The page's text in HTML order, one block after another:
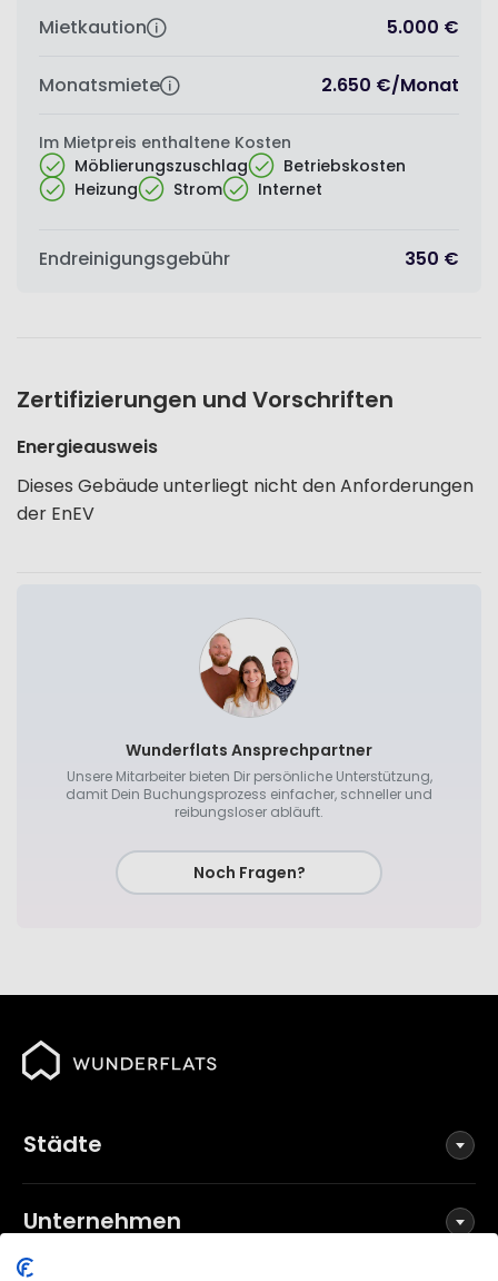
Mietkaution
5.000 €
Monatsmiete 2.650 €/Monat
Im Mietpreis enthaltene Kosten
Möblierungszuschlag
Betriebskosten
Heizung
Strom Internet
Endreinigungsgebühr 350 €
Zertifizierungen und Vorschriften
Energieausweis
Dieses Gebäude unterliegt nicht den Anforderungen
der EnEV
Wunderflats Ansprechpartner
Unsere Mitarbeiter bieten Dir persönliche Unterstützung,
damit Dein Buchungsprozess einfacher, schneller und
reibungsloser abläuft.
Noch Fragen?
Städte
Unternehmen